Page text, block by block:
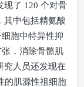
现了 120 个对骨
其中包括精氨酸
胞中特异性抑
，消除骨骼肌
究人员还发现在
的肌源性祖细胞